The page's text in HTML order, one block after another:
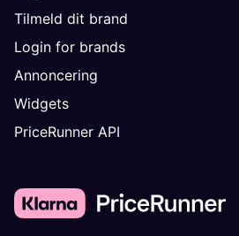
Tilmeld dit brand
Login for brands
Annoncering
Widgets
PriceRunner API